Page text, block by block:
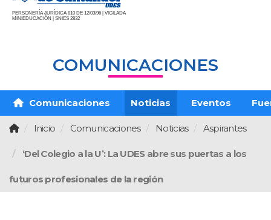
PERSONERÍA JURÍDICA 810 DE 12/03/96 | VIGILADA
MINIEDUCACIÓN | SNIES 2832
COMUNICACIONES
Comunicaciones Noticias Eventos
Inicio Comunicaciones Noticias Aspirantes
‘Del Colegio a la U’: La UDES abre sus puertas a los
futuros profesionales de la región